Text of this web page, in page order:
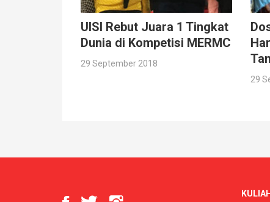
UISI Rebut Juara 1 Tingkat
Dunia di Kompetisi MERMC
29 September 2018
29